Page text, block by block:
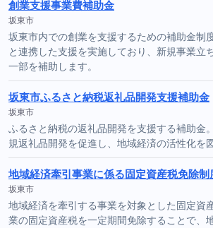
創業支援事業費補助金
坂東市
坂東市内での創業を支援するための補助金制
と連携した支援を実施しており、新規事業立
一部を補助します。
坂東市ふるさと納税返礼品開発支援補助金
坂東市
ふるさと納税の返礼品開発を支援する補助金
規返礼品開発を促進し、地域経済の活性化を
地域経済牽引事業に係る固定資産税免除制
坂東市
地域経済を牽引する事業を対象とした固定資
業の固定資産税を一定期間免除することで、